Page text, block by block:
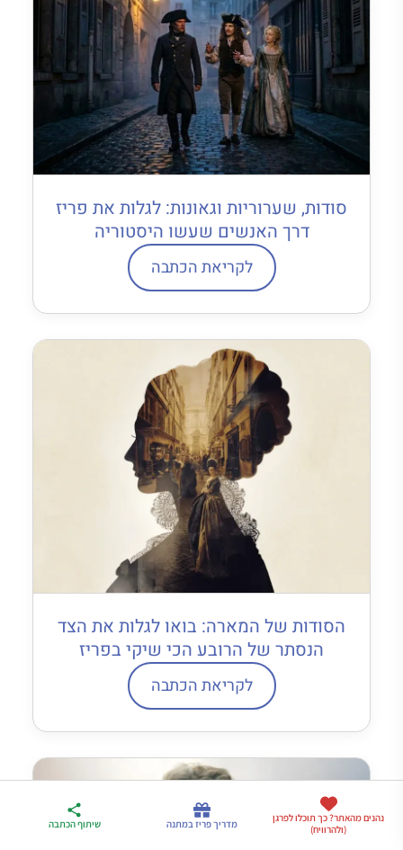
סודות, שערוריות וגאונות: לגלות את פריז
דרך האנשים שעשו היסטוריה
לקריאת הכתבה
הסודות של המארה: בואו לגלות את הצד
הנסתר של הרובע הכי שיקי בפריז
לקריאת הכתבה
ארגז הכלים שלי
לטיול בצרפת
מדריך פריז
במתנה
דברו
איתי בווטסאפ
נהנים מהאתר? כך תוכלו לפרגן
(ולהרוויח)
מדריך פריז במתנה שיתוף הכתבה